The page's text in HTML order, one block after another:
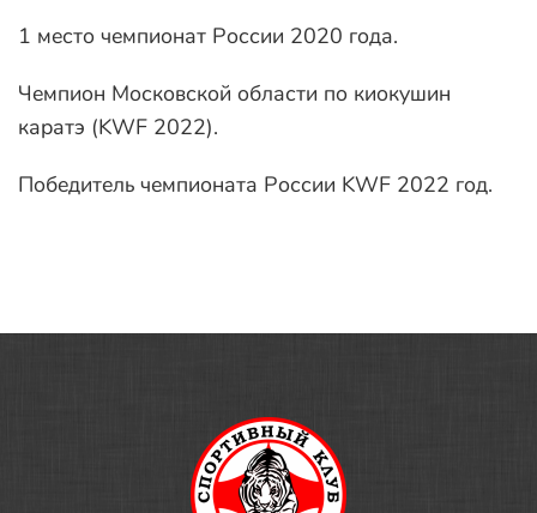
1 место чемпионат России 2020 года.
Чемпион Московской области по киокушин
каратэ (KWF 2022).
Победитель чемпионата России KWF 2022 год.